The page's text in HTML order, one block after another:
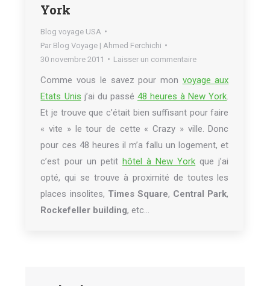
York
Blog voyage USA
Par Blog Voyage | Ahmed Ferchichi
30 novembre 2011
Laisser un commentaire
Comme vous le savez pour mon voyage aux
Etats Unis j’ai du passé 48 heures à New York
Et je trouve que c’était bien suffisant pour faire
« vite » le tour de cette « Crazy » ville. Donc
pour ces 48 heures il m’a fallu un logement, et
c’est pour un petit hôtel à New York que j’ai
opté, qui se trouve à proximité de toutes les
places insolites, Times Square, Central Park,
Rockefeller building, etc…